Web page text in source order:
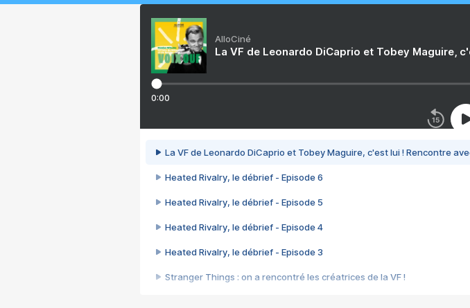
AlloCiné
La VF de Leonardo DiCaprio et Tobey Maguire,
0:00
La VF de Leonardo DiCaprio et Tobey Maguire, c'est lui ! Rencontre
Heated Rivalry, le débrief - Episode 6
Heated Rivalry, le débrief - Episode 5
Heated Rivalry, le débrief - Episode 4
Heated Rivalry, le débrief - Episode 3
Stranger Things : on a rencontré les créatrices de la VF !